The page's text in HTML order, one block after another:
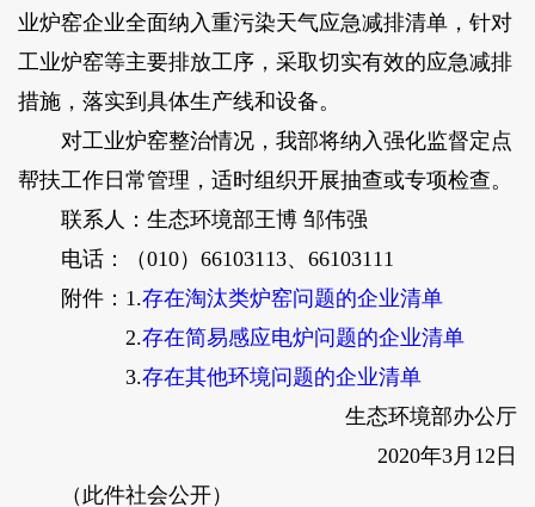
业炉窑企业全面纳入重污染天气应急减排清单，针对
工业炉窑等主要排放工序，采取切实有效的应急减排
措施，落实到具体生产线和设备。
对工业炉窑整治情况，我部将纳入强化监督定点
帮扶工作日常管理，适时组织开展抽查或专项检查。
联系人：生态环境部王博 邹伟强
电话：（010）66103113、66103111
附件：1.存在淘汰类炉窑问题的企业清单
2.存在简易感应电炉问题的企业清单
3.存在其他环境问题的企业清单
生态环境部办公厅
2020年3月12日
（此件社会公开）